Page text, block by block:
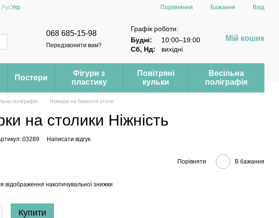
РусУкр Порівняння Бажання Вхід
068 685-15-98
Передзвонити вам?
Графік роботи:
Будні:
10:00–19:00
Сб, Нд:
вихідні
Мій кошик
Постери
Фігури з
пластику
Повітряні
кульки
Весільна
поліграфія
поліграфія Номери на банкетні столи
на столики Ніжність
03289 Написати відгук
Порівняти В бажання
відображення накопичувальної знижки
Купити